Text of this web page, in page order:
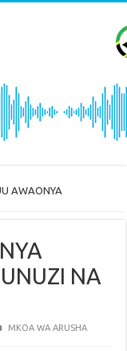
AWAONYA
NA
MKOA WA ARUSHA